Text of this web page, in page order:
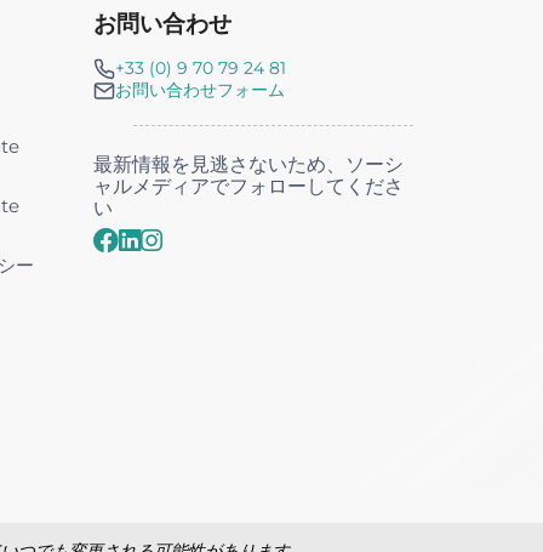
ー
お問い合わせ
+33 (0) 9 70 79 24 81
お問い合わせフォーム
最新情報を見逃さないため、ソーシ
ャルメディアでフォローしてくださ
い